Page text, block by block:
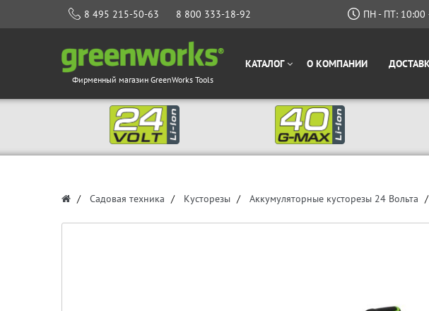
8 495 215-50-63 8 800 333-18-92 ПН - ПТ: 10:00
Фирменный магазин GreenWorks Tools
КАТАЛОГ О КОМПАНИИ
Садовая техника Кусторезы Аккумуляторные кусторезы 24 Вольта